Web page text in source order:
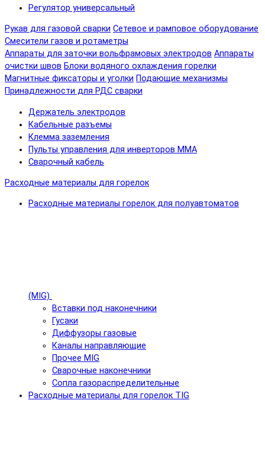
Регулятор универсальный
Рукав для газовой сварки Сетевое и рамповое оборудование
Смесители газов и ротаметры
Аппараты для заточки вольфрамовых электродов Аппараты
очистки швов Блоки водяного охлаждения горелки
Магнитные фиксаторы и уголки Подающие механизмы
Принадлежности для РДС сварки
Держатель электродов
Кабельные разъемы
Клемма заземления
Пульты управления для инверторов MMA
Сварочный кабель
Расходные материалы для горелок
Расходные материалы горелок для полуавтоматов
(MIG)
Вставки под наконечники
Гусаки
Диффузоры газовые
Каналы направляющие
Прочее MIG
Сварочные наконечники
Сопла газораспределительные
Расходные материалы для горелок TIG